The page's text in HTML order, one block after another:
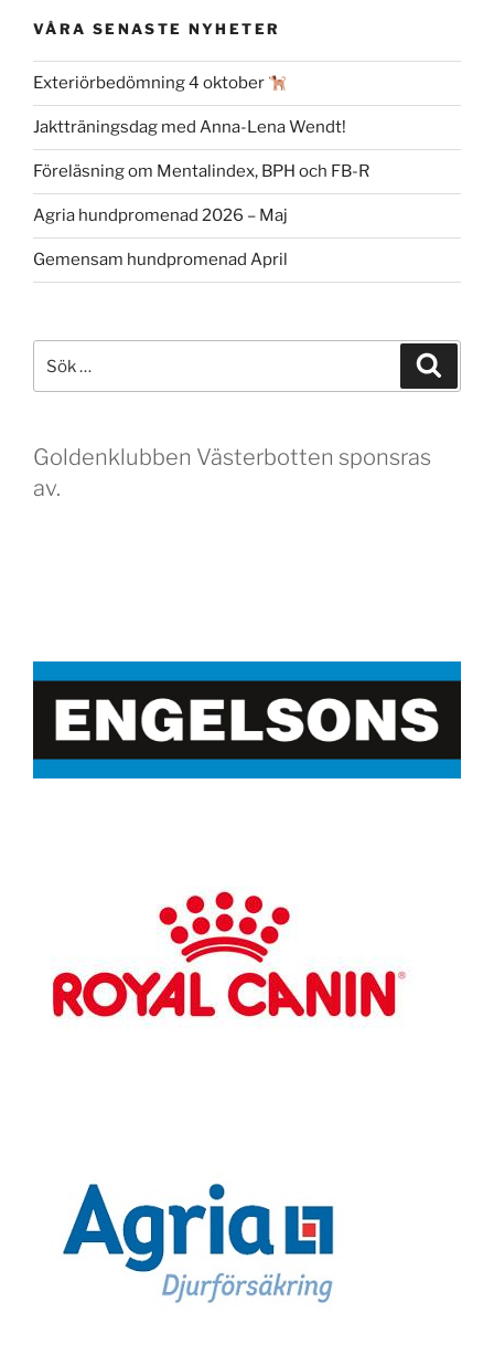
VÅRA SENASTE NYHETER
Exteriörbedömning 4 oktober
Jaktträningsdag med Anna-Lena Wendt!
Föreläsning om Mentalindex, BPH och FB-R
Agria hundpromenad 2026 – Maj
Gemensam hundpromenad April
efter:
Goldenklubben Västerbotten sponsras
av.